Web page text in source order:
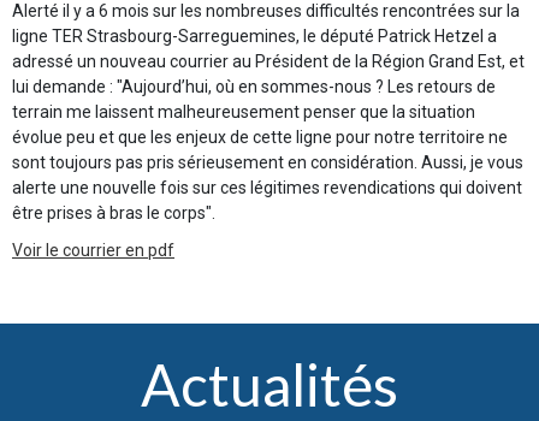
Alerté il y a 6 mois sur les nombreuses difficultés rencontrées sur la
ligne TER Strasbourg-Sarreguemines, le député Patrick Hetzel a
adressé un nouveau courrier au Président de la Région Grand Est, et
lui demande : "Aujourd’hui, où en sommes-nous ? Les retours de
terrain me laissent malheureusement penser que la situation
évolue peu et que les enjeux de cette ligne pour notre territoire ne
sont toujours pas pris sérieusement en considération. Aussi, je vous
alerte une nouvelle fois sur ces légitimes revendications qui doivent
être prises à bras le corps".
Voir le courrier en pdf
Actualités